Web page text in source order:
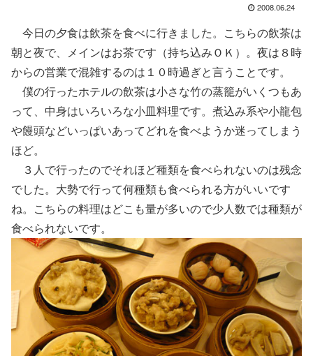
2008.06.24
今日の夕食は飲茶を食べに行きました。こちらの飲茶は
朝と夜で、メインはお茶です（持ち込みＯＫ）。夜は８時
からの営業で混雑するのは１０時過ぎと言うことです。
僕の行ったホテルの飲茶は小さな竹の蒸籠がいくつもあ
って、中身はいろいろな小皿料理です。煮込み系や小龍包
や饅頭などいっぱいあってどれを食べようか迷ってしまう
ほど。
３人で行ったのでそれほど種類を食べられないのは残念
でした。大勢で行って何種類も食べられる方がいいです
ね。こちらの料理はどこも量が多いので少人数では種類が
食べられないです。